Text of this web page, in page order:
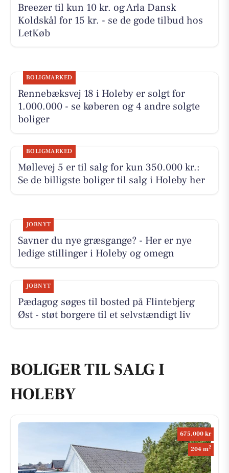
Breezer til kun 10 kr. og Arla Dansk
Koldskål for 15 kr. - se de gode tilbud hos
LetKøb
BOLIGMARKED
Rennebæksvej 18 i Holeby er solgt for
1.000.000 - se køberen og 4 andre solgte
boliger
BOLIGMARKED
Møllevej 5 er til salg for kun 350.000 kr.:
Se de billigste boliger til salg i Holeby her
JOBNYT
Savner du nye græsgange? - Her er nye
ledige stillinger i Holeby og omegn
JOBNYT
Pædagog søges til bosted på Flintebjerg
Øst - støt borgere til et selvstændigt liv
BOLIGER TIL SALG I
HOLEBY
675.000 kr
204 m2